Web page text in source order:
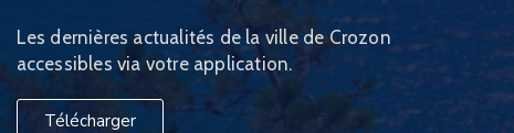
Les dernières actualités de la ville de Crozon
accessibles via votre application.
Télécharger